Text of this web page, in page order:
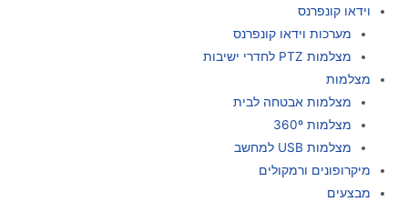
וידאו קונפרנס
מערכות וידאו קונפרנס
מצלמות PTZ לחדרי ישיבות
מצלמות
מצלמות אבטחה לבית
מצלמות 360º
מצלמות USB למחשב
מיקרופונים ורמקולים
מבצעים